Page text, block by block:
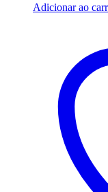
Adicionar ao